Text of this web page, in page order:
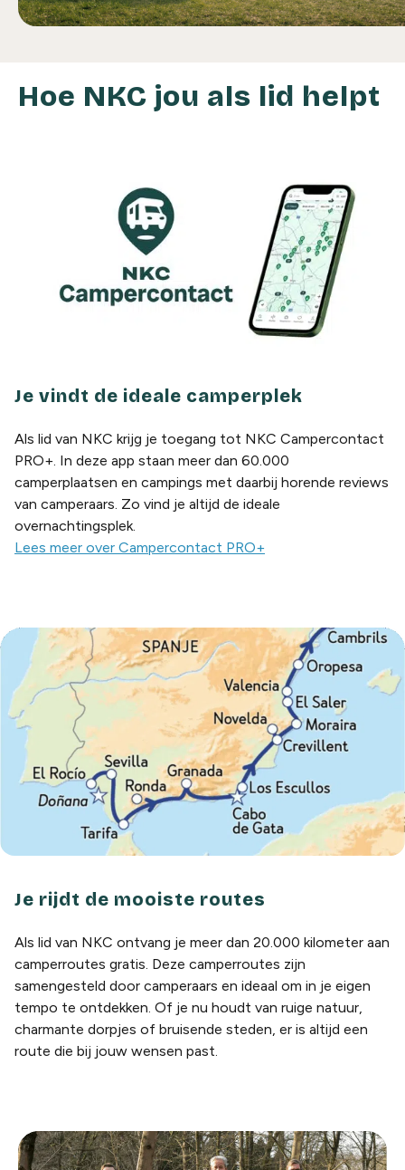
Hoe NKC jou als lid helpt
Je vindt de ideale camperplek
Als lid van NKC krijg je toegang tot NKC Campercontact
PRO+. In deze app staan meer dan 60.000
camperplaatsen en campings met daarbij horende reviews
van camperaars. Zo vind je altijd de ideale
overnachtingsplek.
Lees meer over Campercontact PRO+
Je rijdt de mooiste routes
Als lid van NKC ontvang je meer dan 20.000 kilometer aan
camperroutes gratis. Deze camperroutes zijn
samengesteld door camperaars en ideaal om in je eigen
tempo te ontdekken. Of je nu houdt van ruige natuur,
charmante dorpjes of bruisende steden, er is altijd een
route die bij jouw wensen past.